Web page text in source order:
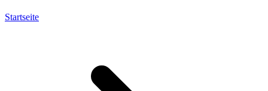
Startseite